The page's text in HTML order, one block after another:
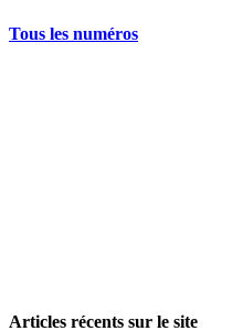
Tous les numéros
Articles récents sur le site